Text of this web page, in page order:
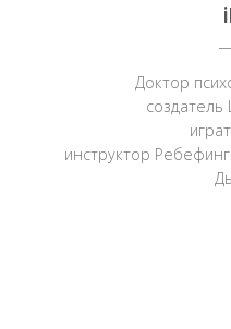
Доктор
инструктор